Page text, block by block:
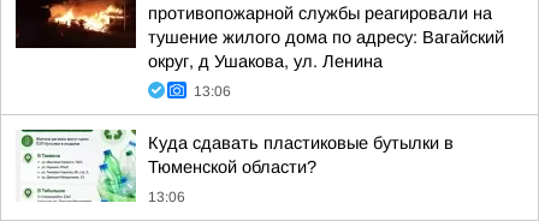
противопожарной службы реагировали на
тушение жилого дома по адресу: Вагайский
округ, д Ушакова, ул. Ленина
13:06
Куда сдавать пластиковые бутылки в
Тюменской области?
13:06